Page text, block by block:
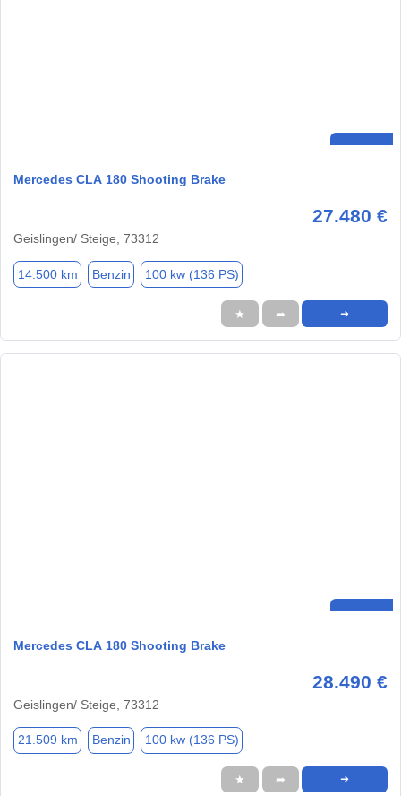
Mercedes CLA 180 Shooting Brake
27.480 €
Geislingen/ Steige, 73312
14.500 km Benzin 100 kw (136 PS)
★ ➦ ➜
Mercedes CLA 180 Shooting Brake
28.490 €
Geislingen/ Steige, 73312
21.509 km Benzin 100 kw (136 PS)
★ ➦ ➜